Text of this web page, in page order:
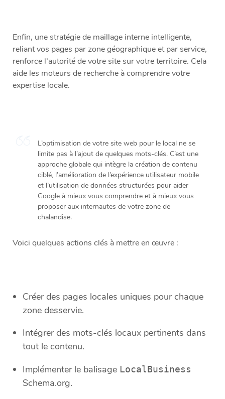
Enfin, une stratégie de maillage interne intelligente,
reliant vos pages par zone géographique et par service,
renforce l’autorité de votre site sur votre territoire. Cela
aide les moteurs de recherche à comprendre votre
expertise locale.
L’optimisation de votre site web pour le local ne se
limite pas à l’ajout de quelques mots-clés. C’est une
approche globale qui intègre la création de contenu
ciblé, l’amélioration de l’expérience utilisateur mobile
et l’utilisation de données structurées pour aider
Google à mieux vous comprendre et à mieux vous
proposer aux internautes de votre zone de
chalandise.
Voici quelques actions clés à mettre en œuvre :
Créer des pages locales uniques pour chaque
zone desservie.
Intégrer des mots-clés locaux pertinents dans
tout le contenu.
Implémenter le balisage LocalBusiness
Schema.org.